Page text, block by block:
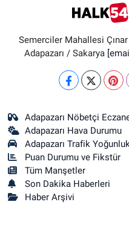
Semerciler Mahallesi
Adapazarı / Sakarya
Adapazarı Nöbetçi
Adapazarı Hava Durumu
Adapazarı Trafik
Puan Durumu ve Fikstür
Tüm Manşetler
Son Dakika Haberleri
Haber Arşivi